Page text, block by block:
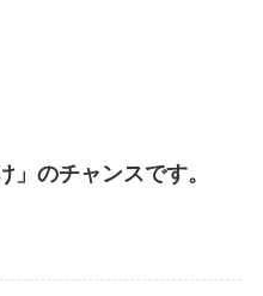
」のチャンスです。